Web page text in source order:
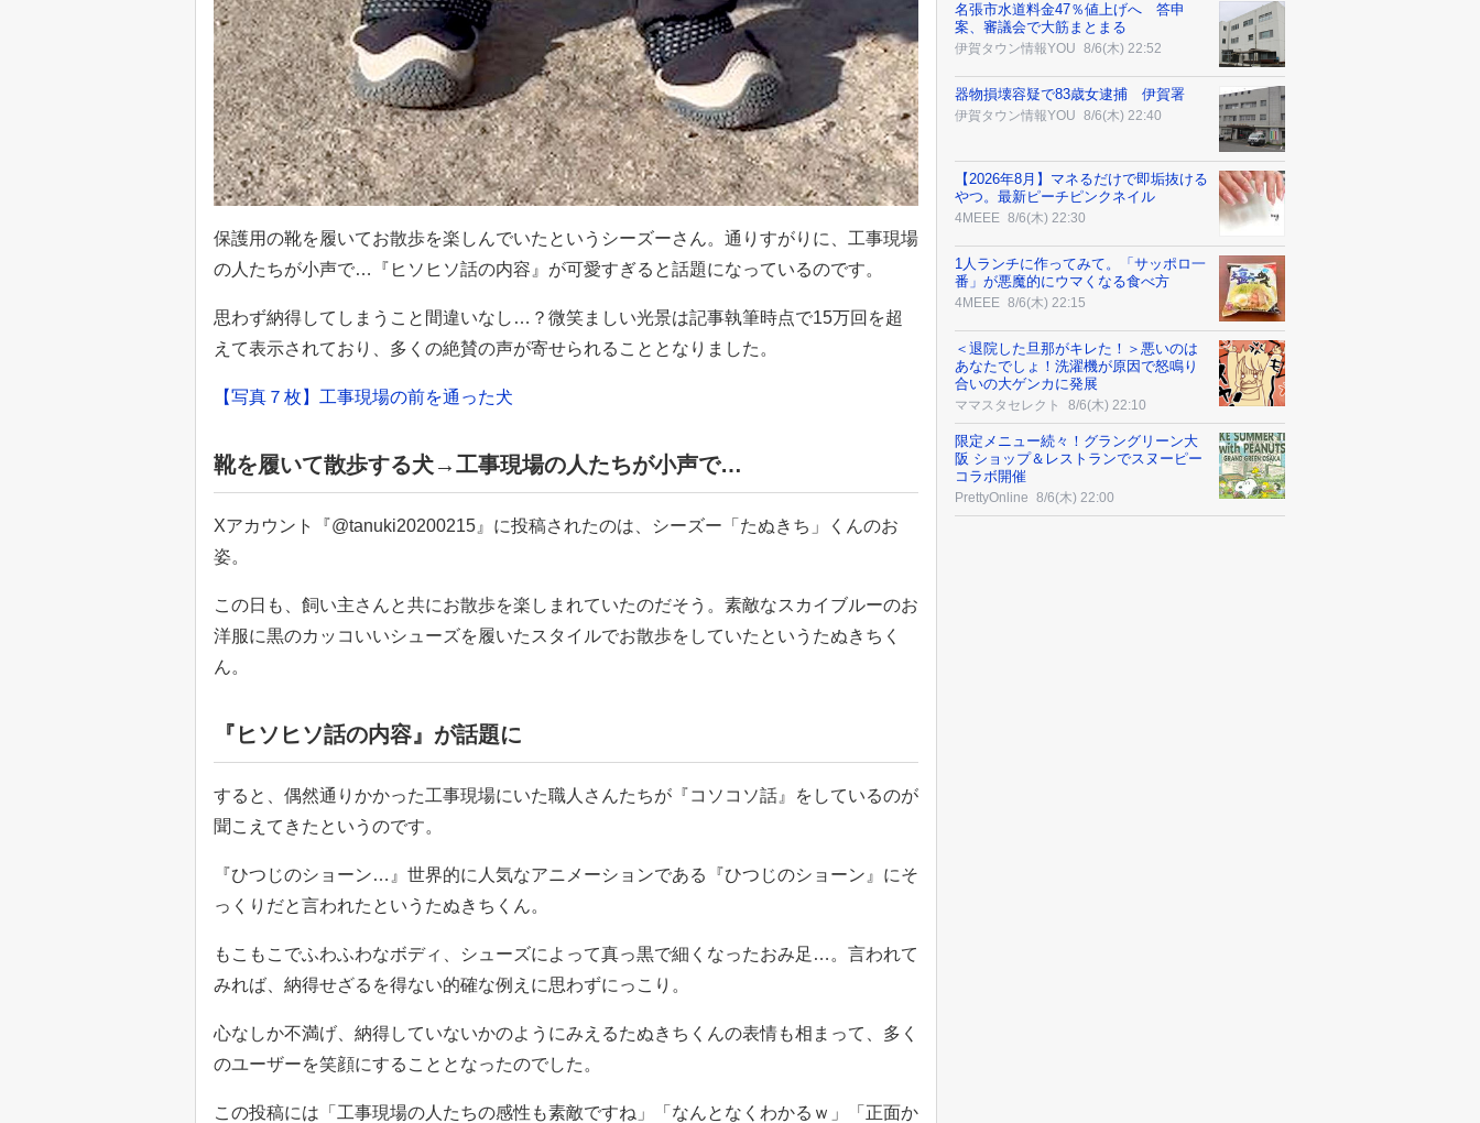
保護用の靴を履いてお散歩を楽しんでいたというシーズーさん。通りすがりに、工事現場
の人たちが小声で…『ヒソヒソ話の内容』が可愛すぎると話題になっているのです。
思わず納得してしまうこと間違いなし…？微笑ましい光景は記事執筆時点で15万回を超
えて表示されており、多くの絶賛の声が寄せられることとなりました。
【写真７枚】工事現場の前を通った犬
靴を履いて散歩する犬→工事現場の人たちが小声で…
Xアカウント『@tanuki20200215』に投稿されたのは、シーズー「たぬきち」くんのお
姿。
この日も、飼い主さんと共にお散歩を楽しまれていたのだそう。素敵なスカイブルーのお
洋服に黒のカッコいいシューズを履いたスタイルでお散歩をしていたというたぬきちく
ん。
『ヒソヒソ話の内容』が話題に
すると、偶然通りかかった工事現場にいた職人さんたちが『コソコソ話』をしているのが
聞こえてきたというのです。
『ひつじのショーン…』世界的に人気なアニメーションである『ひつじのショーン』にそ
っくりだと言われたというたぬきちくん。
もこもこでふわふわなボディ、シューズによって真っ黒で細くなったおみ足…。言われて
みれば、納得せざるを得ない的確な例えに思わずにっこり。
心なしか不満げ、納得していないかのようにみえるたぬきちくんの表情も相まって、多く
のユーザーを笑顔にすることとなったのでした。
この投稿には「工事現場の人たちの感性も素敵ですね」「なんとなくわかるｗ」「正面か
名張市水道料金47％値上げへ 答申
案、審議会で大筋まとまる
伊賀タウン情報YOU 8/6(木) 22:52
器物損壊容疑で83歳女逮捕 伊賀署
伊賀タウン情報YOU 8/6(木) 22:40
【2026年8月】マネるだけで即垢抜ける
やつ。最新ピーチピンクネイル
4MEEE 8/6(木) 22:30
1人ランチに作ってみて。「サッポロ一
番」が悪魔的にウマくなる食べ方
4MEEE 8/6(木) 22:15
＜退院した旦那がキレた！＞悪いのは
あなたでしょ！洗濯機が原因で怒鳴り
合いの大ゲンカに発展
ママスタセレクト 8/6(木) 22:10
限定メニュー続々！グラングリーン大
阪 ショップ＆レストランでスヌーピー
コラボ開催
PrettyOnline 8/6(木) 22:00